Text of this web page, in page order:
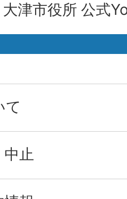
大津市役所 公式
て
止